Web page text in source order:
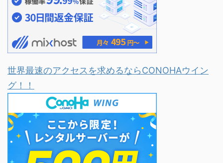
世界最速のアクセスを求めるならCONOHAウイン
グ！！